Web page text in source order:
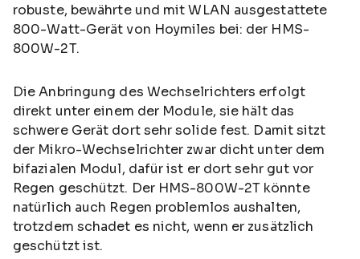
robuste, bewährte und mit WLAN ausgestattete
800-Watt-Gerät von Hoymiles bei: der HMS-
800W-2T.
Die Anbringung des Wechselrichters erfolgt
direkt unter einem der Module, sie hält das
schwere Gerät dort sehr solide fest. Damit sitzt
der Mikro-Wechselrichter zwar dicht unter dem
bifazialen Modul, dafür ist er dort sehr gut vor
Regen geschützt. Der HMS-800W-2T könnte
natürlich auch Regen problemlos aushalten,
trotzdem schadet es nicht, wenn er zusätzlich
geschützt ist.